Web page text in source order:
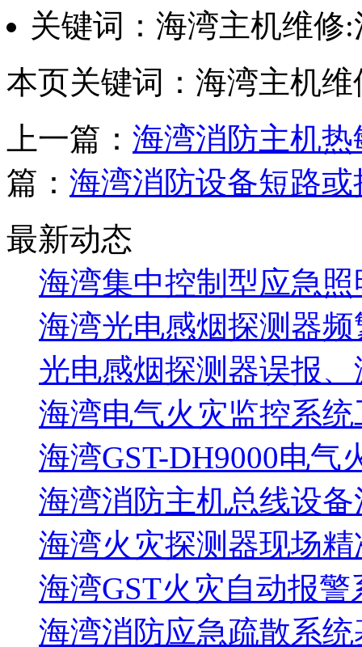
关键词：海湾主机维修
本页关键词：海湾主机
上一篇： 海湾消防主机
篇： 海湾消防设备短路
最新动态
海湾集中控制型应急照
海湾光电感烟探测器
光电感烟探测器误报
海湾电气火灾监控系统
海湾GST-DH9000电气
海湾消防主机总线设备
海湾火灾探测器现场
海湾GST火灾自动报警
海湾消防应急疏散系统